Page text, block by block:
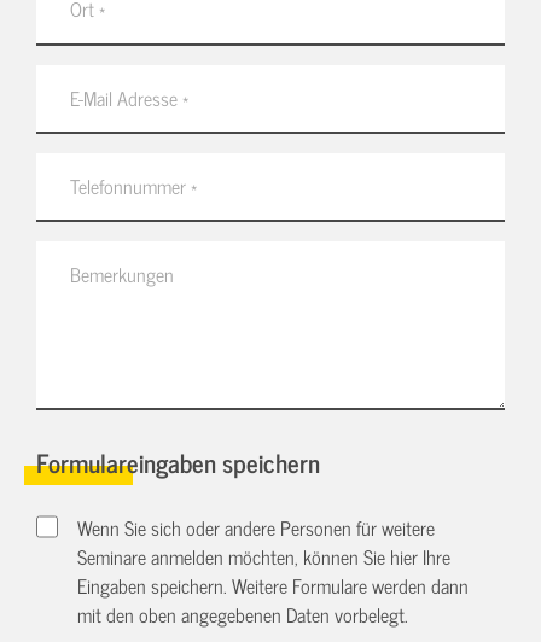
Formulareingaben speichern
Wenn Sie sich oder andere Personen für weitere
Seminare anmelden möchten, können Sie hier Ihre
Eingaben speichern. Weitere Formulare werden dann
mit den oben angegebenen Daten vorbelegt.